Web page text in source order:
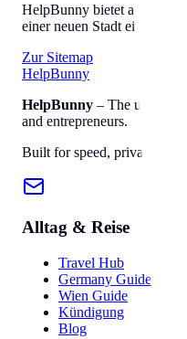
HelpBunny bietet alles,
einer neuen Stadt einzuleben.
Zur Sitemap
HelpBunny
HelpBunny – The ultimate
and entrepreneurs.
Built for speed, privacy, and
Alltag & Reise
Travel Hub
Germany Guide
Wien Guide
Kündigung
Blog